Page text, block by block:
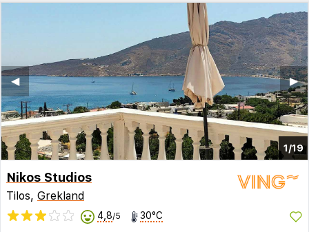
1/19
▶︎
◀︎
Nikos Studios
Tilos, Grekland
4,8/5 30°C